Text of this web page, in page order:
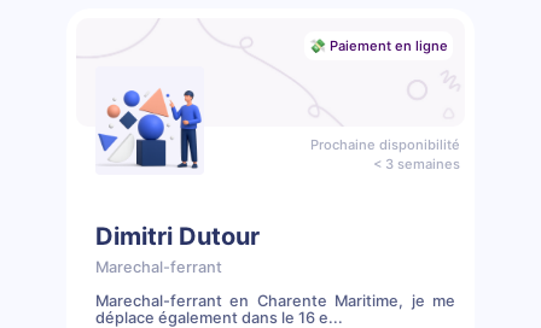
💸 Paiement en ligne
Prochaine disponibilité
< 3 semaines
Dimitri Dutour
Marechal-ferrant
Marechal-ferrant en Charente Maritime, je me
déplace également dans le 16 e...